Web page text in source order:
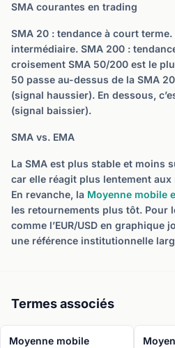
SMA courantes en trading
SMA 20 : tendance à court
intermédiaire. SMA 200 :
croisement SMA 50/200 est le
50 passe au-dessus de la SMA
(signal haussier). En dessous,
(signal baissier).
SMA vs. EMA
La SMA est plus stable et moins
car elle réagit plus lentement
En revanche, la Moyenne mobile
les retournements plus tôt. Pour
comme l’EUR/USD en graphique
une référence institutionnelle
Termes associés
Moyenne mobile